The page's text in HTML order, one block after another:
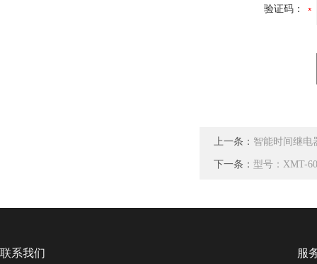
验证码：
上一条： 智能时间继电
下一条： 型号：XMT-
联系我们 服